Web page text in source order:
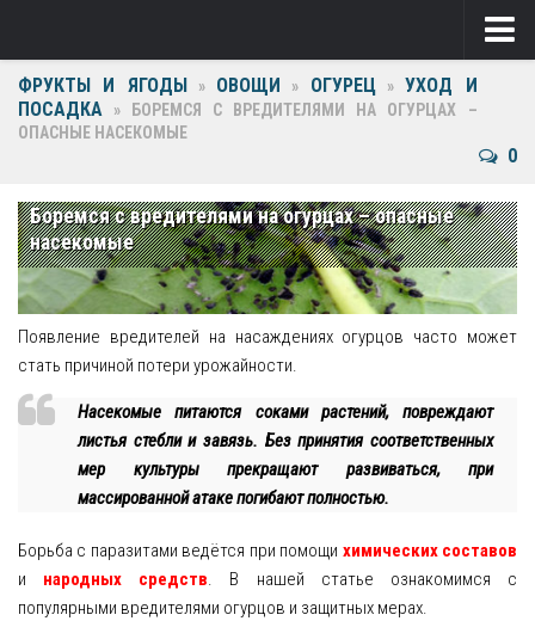
Ягоды
Виноград
Крыжовник
Малина
Фрукты
Ежевика
Слива
Яблоня
ФРУКТЫ И ЯГОДЫ » ОВОЩИ » ОГУРЕЦ» УХОД И
ПОСАДКА »
БОРЕМСЯ С ВРЕДИТЕЛЯМИ НА ОГУРЦАХ –
ОПАСНЫЕ НАСЕКОМЫЕ
0
Боремся с вредителями на огурцах – опасные
насекомые
Появление вредителей на насаждениях огурцов часто может
стать причиной потери урожайности.
Насекомые питаются соками растений, повреждают
листья стебли и завязь. Без принятия соответственных
мер культуры прекращают развиваться, при
массированной атаке погибают полностью.
Борьба с паразитами ведётся при помощи химических составов
и народных средств. В нашей статье ознакомимся с
популярными вредителями огурцов и защитных мерах.